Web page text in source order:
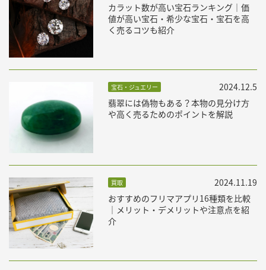
カラット数が高い宝石ランキング｜価
値が高い宝石・希少な宝石・宝石を高
く売るコツも紹介
宝石・ジュエリー
翡翠には偽物もある？本物の見分け方
や高く売るためのポイントを解説
2024.12.5
買取
おすすめのフリマアプリ16種類を比較
｜メリット・デメリットや注意点を紹
介
2024.11.19